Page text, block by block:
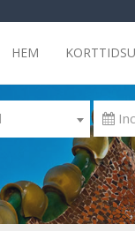
HEM